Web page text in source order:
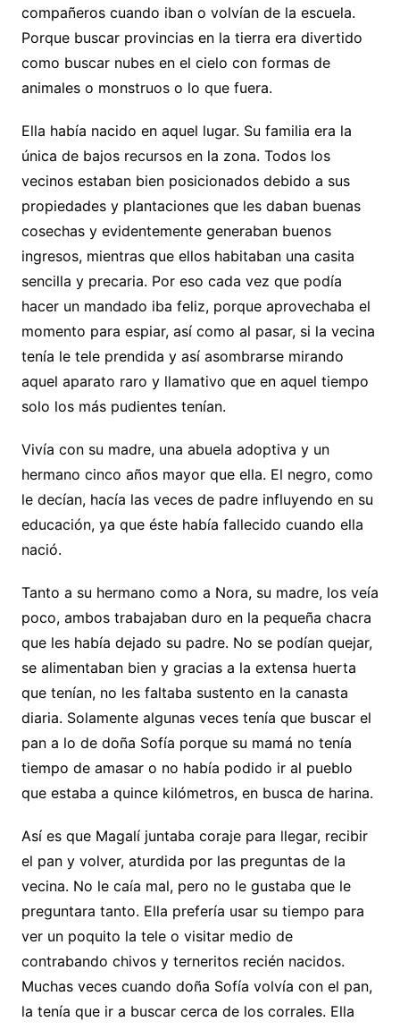
compañeros cuando iban o volvían de la escuela.
Porque buscar provincias en la tierra era divertido
como buscar nubes en el cielo con formas de
animales o monstruos o lo que fuera.
Ella había nacido en aquel lugar. Su familia era la
única de bajos recursos en la zona. Todos los
vecinos estaban bien posicionados debido a sus
propiedades y plantaciones que les daban buenas
cosechas y evidentemente generaban buenos
ingresos, mientras que ellos habitaban una casita
sencilla y precaria. Por eso cada vez que podía
hacer un mandado iba feliz, porque aprovechaba el
momento para espiar, así como al pasar, si la vecina
tenía le tele prendida y así asombrarse mirando
aquel aparato raro y llamativo que en aquel tiempo
solo los más pudientes tenían.
Vivía con su madre, una abuela adoptiva y un
hermano cinco años mayor que ella. El negro, como
le decían, hacía las veces de padre influyendo en su
educación, ya que éste había fallecido cuando ella
nació.
Tanto a su hermano como a Nora, su madre, los veía
poco, ambos trabajaban duro en la pequeña chacra
que les había dejado su padre. No se podían quejar,
se alimentaban bien y gracias a la extensa huerta
que tenían, no les faltaba sustento en la canasta
diaria. Solamente algunas veces tenía que buscar el
pan a lo de doña Sofía porque su mamá no tenía
tiempo de amasar o no había podido ir al pueblo
que estaba a quince kilómetros, en busca de harina.
Así es que Magalí juntaba coraje para llegar, recibir
el pan y volver, aturdida por las preguntas de la
vecina. No le caía mal, pero no le gustaba que le
preguntara tanto. Ella prefería usar su tiempo para
ver un poquito la tele o visitar medio de
contrabando chivos y terneritos recién nacidos.
Muchas veces cuando doña Sofía volvía con el pan,
la tenía que ir a buscar cerca de los corrales. Ella